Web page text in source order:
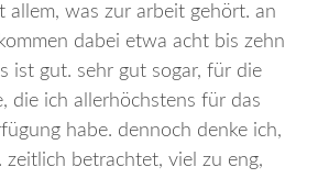
allem, was zur arbeit gehört. an
dabei etwa acht bis zehn
ist gut. sehr gut sogar, für die
die ich allerhöchstens für das
habe. dennoch denke ich,
zeitlich betrachtet, viel zu eng,